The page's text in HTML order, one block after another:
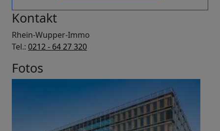
Kontakt
Rhein-Wupper-Immo
Tel.: 0212 - 64 27 320
Fotos